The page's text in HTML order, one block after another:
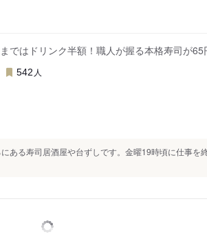
はドリンク半額！職人が握る本格寿司が65
542 人
ある寿司居酒屋や台ずしです。金曜19時頃に仕事を